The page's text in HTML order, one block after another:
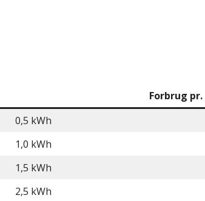
Forbrug
0,5 kWh
1,0 kWh
1,5 kWh
2,5 kWh